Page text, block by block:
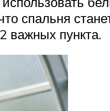
спальня
важных пункта.